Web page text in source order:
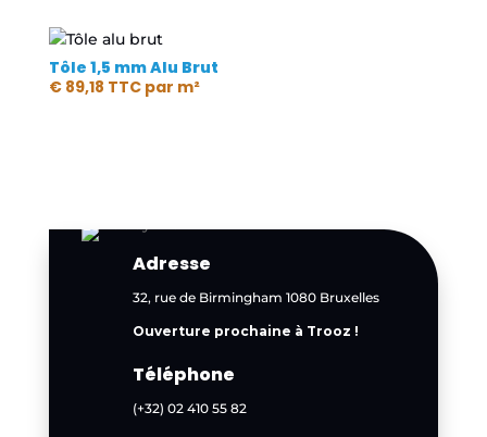
Tôle 1,5 mm Alu Brut
€89,18 TTCpar m²
Adresse
32, rue de Birmingham 1080 Bruxelles
Ouverture prochaine à Trooz !
Téléphone
(+32) 02 410 55 82